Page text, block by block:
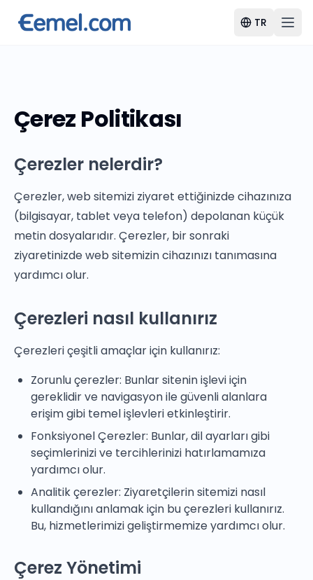
TR
Çerez Politikası
Çerezler nelerdir?
Çerezler, web sitemizi ziyaret ettiğinizde cihazınıza
(bilgisayar, tablet veya telefon) depolanan küçük
metin dosyalarıdır. Çerezler, bir sonraki
ziyaretinizde web sitemizin cihazınızı tanımasına
yardımcı olur.
Çerezleri nasıl kullanırız
Çerezleri çeşitli amaçlar için kullanırız:
Zorunlu çerezler: Bunlar sitenin işlevi için
gereklidir ve navigasyon ile güvenli alanlara
erişim gibi temel işlevleri etkinleştirir.
Fonksiyonel Çerezler: Bunlar, dil ayarları gibi
seçimlerinizi ve tercihlerinizi hatırlamamıza
yardımcı olur.
Analitik çerezler: Ziyaretçilerin sitemizi nasıl
kullandığını anlamak için bu çerezleri kullanırız.
Bu, hizmetlerimizi geliştirmemize yardımcı olur.
Çerez Yönetimi